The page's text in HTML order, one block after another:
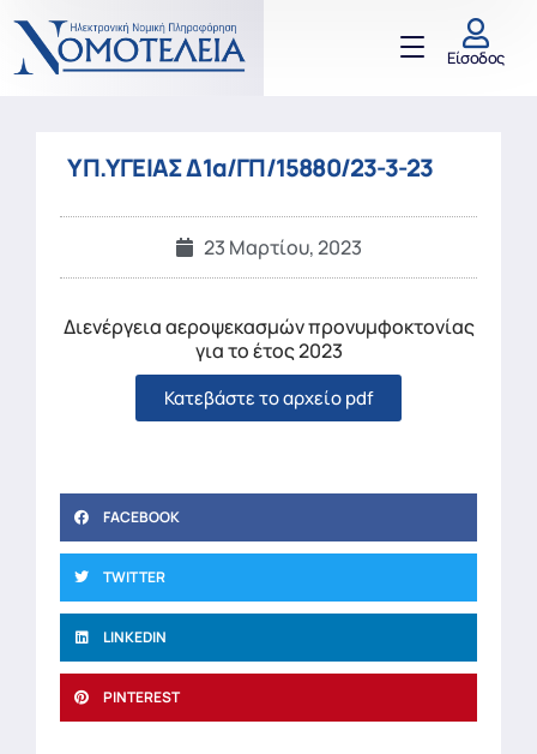
Είσοδος
ΥΠ.ΥΓΕΙΑΣ Δ1α/ΓΠ/15880/23-3-23
23 Μαρτίου, 2023
Διενέργεια αεροψεκασμών προνυμφοκτονίας
για το έτος 2023
Κατεβάστε το αρχείο pdf
FACEBOOK
TWITTER
LINKEDIN
PINTEREST